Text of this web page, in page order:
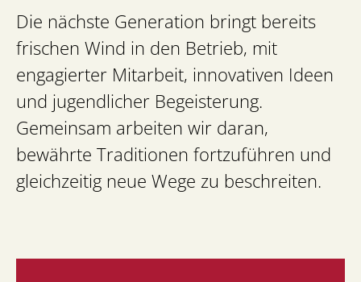
Die nächste Generation bringt bereits
frischen Wind in den Betrieb, mit
engagierter Mitarbeit, innovativen Ideen
und jugendlicher Begeisterung.
Gemeinsam arbeiten wir daran,
bewährte Traditionen fortzuführen und
gleichzeitig neue Wege zu beschreiten.